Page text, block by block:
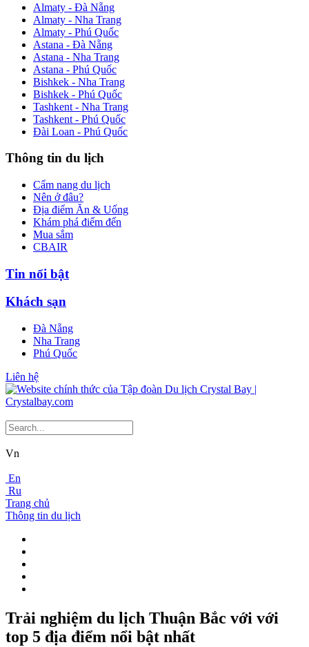
Almaty - Đà Nẵng
Almaty - Nha Trang
Almaty - Phú Quốc
Astana - Đà Nẵng
Astana - Nha Trang
Astana - Phú Quốc
Bishkek - Nha Trang
Bishkek - Phú Quốc
Tashkent - Nha Trang
Tashkent - Phú Quốc
Đài Loan - Phú Quốc
Thông tin du lịch
Cẩm nang du lịch
Nên ở đâu?
Địa điểm Ăn & Uống
Khám phá điểm đến
Mua sắm
CBAIR
Tin nổi bật
Khách sạn
Đà Nẵng
Nha Trang
Phú Quốc
Liên hệ
Vn
En
Ru
Trang chủ
Thông tin du lịch
Trải nghiệm du lịch Thuận Bắc với với
top 5 địa điểm nổi bật nhất